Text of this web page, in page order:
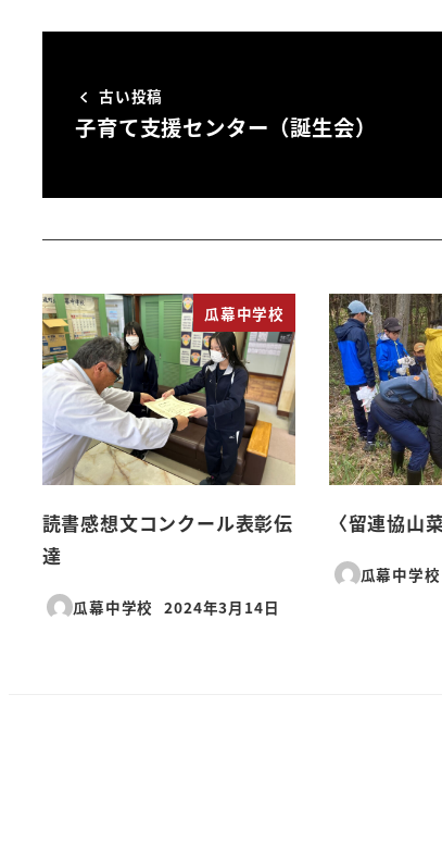
古い投稿
子育て支援センター（誕生会）
瓜幕中学校
読書感想文コンクール表彰伝
達
瓜幕中学校
投稿日
2024年3月14日
〈留連協山
瓜幕中学校